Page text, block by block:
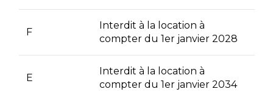
F
Interdit à la location à
compter du 1er janvier 2028
E
Interdit à la location à
compter du 1er janvier 2034